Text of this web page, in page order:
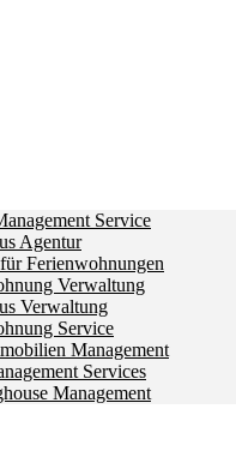
Service
Agentur
Ferienwohnungen
Verwaltung
Verwaltung
Service
Management
Services
Management